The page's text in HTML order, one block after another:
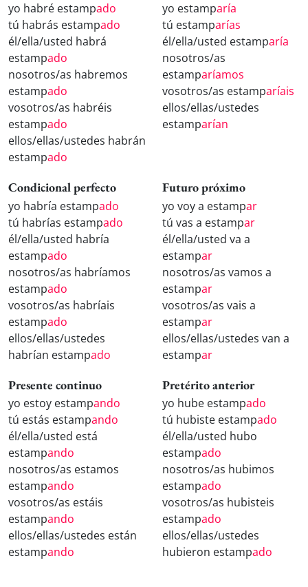
yo habré estampado
tú habrás estampado
él/ella/usted habrá
estampado
nosotros/as habremos
estampado
vosotros/as habréis
estampado
ellos/ellas/ustedes habrán
estampado
yo estamparía
tú estamparías
él/ella/usted estamparía
nosotros/as
estamparíamos
vosotros/as estamparíais
ellos/ellas/ustedes
estamparían
Condicional perfecto
yo habría estampado
tú habrías estampado
él/ella/usted habría
estampado
nosotros/as habríamos
estampado
vosotros/as habríais
estampado
ellos/ellas/ustedes
habrían estampado
Futuro próximo
yo voy a estampar
tú vas a estampar
él/ella/usted va a
estampar
nosotros/as vamos a
estampar
vosotros/as vais a
estampar
ellos/ellas/ustedes van a
estampar
Presente continuo
yo estoy estampando
tú estás estampando
él/ella/usted está
estampando
nosotros/as estamos
estampando
vosotros/as estáis
estampando
ellos/ellas/ustedes están
estampando
Pretérito anterior
yo hube estampado
tú hubiste estampado
él/ella/usted hubo
estampado
nosotros/as hubimos
estampado
vosotros/as hubisteis
estampado
ellos/ellas/ustedes
hubieron estampado